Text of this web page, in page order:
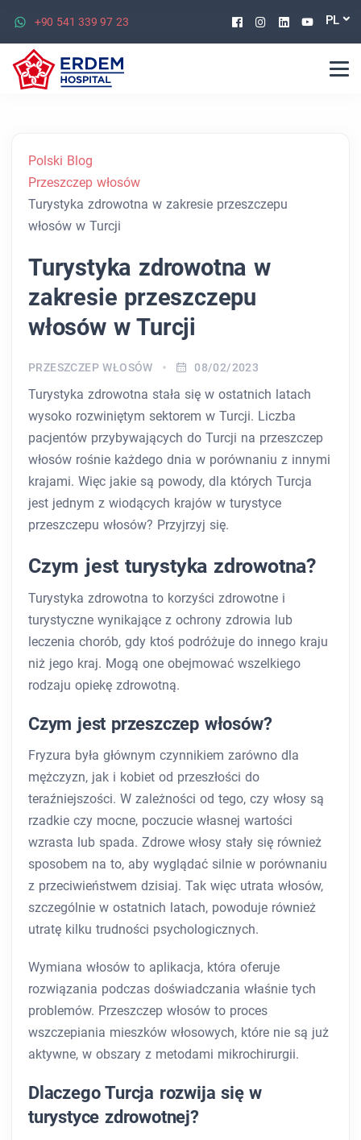
+90 541 339 97 23 Facebook
Instagram
Linkedin
PL
Polski Blog
Przeszczep włosów
Turystyka zdrowotna w zakresie przeszczepu
włosów w Turcji
Turystyka zdrowotna w
zakresie przeszczepu
włosów w Turcji
PRZESZCZEP WŁOSÓW 08/02/2023
Turystyka zdrowotna stała się w ostatnich latach
wysoko rozwiniętym sektorem w Turcji. Liczba
pacjentów przybywających do Turcji na przeszczep
włosów rośnie każdego dnia w porównaniu z innymi
krajami. Więc jakie są powody, dla których Turcja
jest jednym z wiodących krajów w turystyce
przeszczepu włosów? Przyjrzyj się.
Czym jest turystyka zdrowotna?
Turystyka zdrowotna to korzyści zdrowotne i
turystyczne wynikające z ochrony zdrowia lub
leczenia chorób, gdy ktoś podróżuje do innego kraju
niż jego kraj. Mogą one obejmować wszelkiego
rodzaju opiekę zdrowotną.
Czym jest przeszczep włosów?
Fryzura była głównym czynnikiem zarówno dla
mężczyzn, jak i kobiet od przeszłości do
teraźniejszości. W zależności od tego, czy włosy są
rzadkie czy mocne, poczucie własnej wartości
wzrasta lub spada. Zdrowe włosy stały się również
sposobem na to, aby wyglądać silnie w porównaniu
z przeciwieństwem dzisiaj. Tak więc utrata włosów,
szczególnie w ostatnich latach, powoduje również
utratę kilku trudności psychologicznych.
Wymiana włosów to aplikacja, która oferuje
rozwiązania podczas doświadczania właśnie tych
problemów. Przeszczep włosów to proces
wszczepiania mieszków włosowych, które nie są już
aktywne, w obszary z metodami mikrochirurgii.
Dlaczego Turcja rozwija się w
turystyce zdrowotnej?